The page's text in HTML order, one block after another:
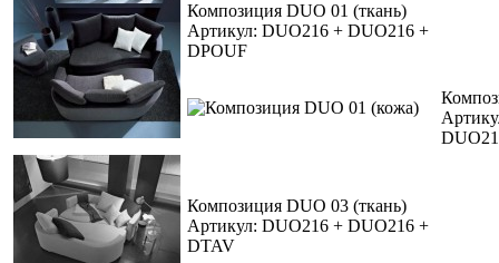
Композиция DUO 01 (ткань)
Артикул: DUO216 + DUO216 +
DPOUF
Композиция DUO 03 (ткань)
Артикул: DUO216 + DUO216 +
DTAV